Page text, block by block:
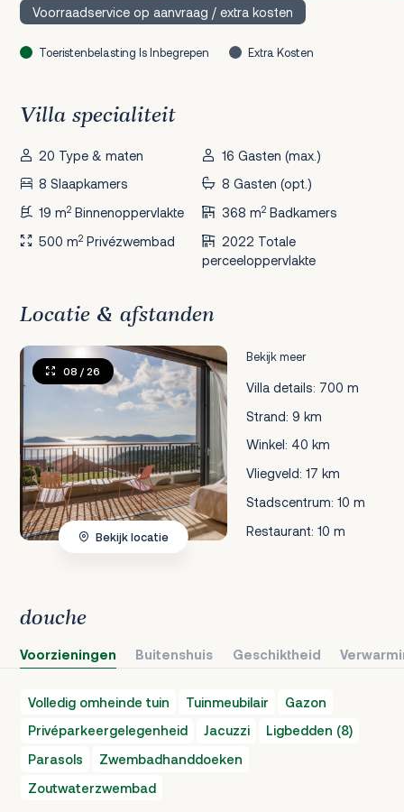
Voorraadservice op aanvraag / extra kosten
Toeristenbelasting Is Inbegrepen Extra Kosten
Villa specialiteit
20 Type & maten
16 Gasten (max.)
8 Slaapkamers
8 Gasten (opt.)
19 m2 Binnenoppervlakte 368 m2Badkamers
500 m2 Privézwembad
2022 Totale
perceeloppervlakte
Locatie & afstanden
Bekijk meer
Villa details: 700 m
Strand: 9 km
Winkel: 40 km
Vliegveld: 17 km
Stadscentrum: 10 m
Restaurant: 10 m
08 / 26
Bekijk locatie
douche
Voorzieningen Buitenshuis Geschiktheid
Volledig omheinde tuin Tuinmeubilair
Gazon
Privéparkeergelegenheid
Jacuzzi
Ligbedden (8)
Parasols
Zwembadhanddoeken
Zoutwaterzwembad